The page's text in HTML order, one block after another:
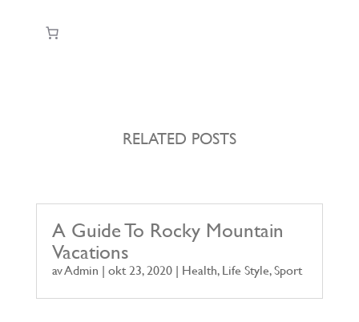
RELATED POSTS
A Guide To Rocky Mountain
Vacations
avAdmin | okt 23, 2020| Health, Life Style,Sport